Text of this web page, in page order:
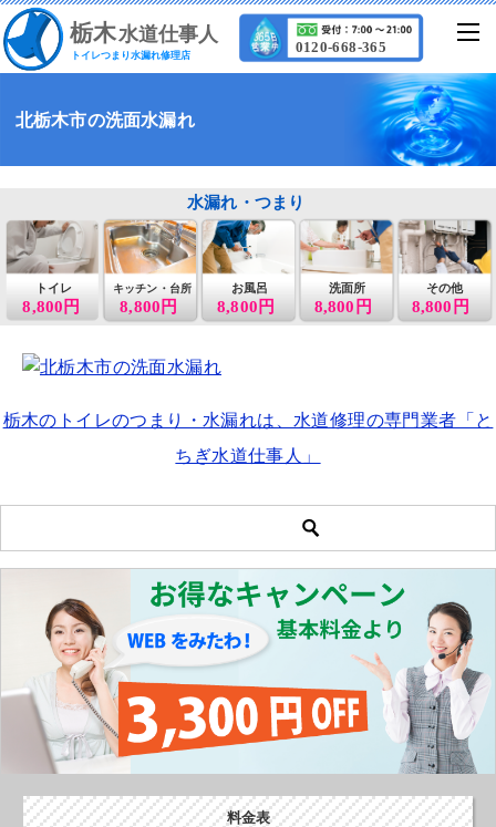
栃木水道仕事人
トイレつまり水漏れ修理店 0120-668-365
北栃木市の洗面水漏れ
8,800円
トイレ
8,800円
キッチン・台所 お風呂
8,800円
洗面所
8,800円
その他
8,800円
水漏れ・つまり
栃木のトイレのつまり・水漏れは、水道修理の専門業者「と
ちぎ水道仕事人」
料金表